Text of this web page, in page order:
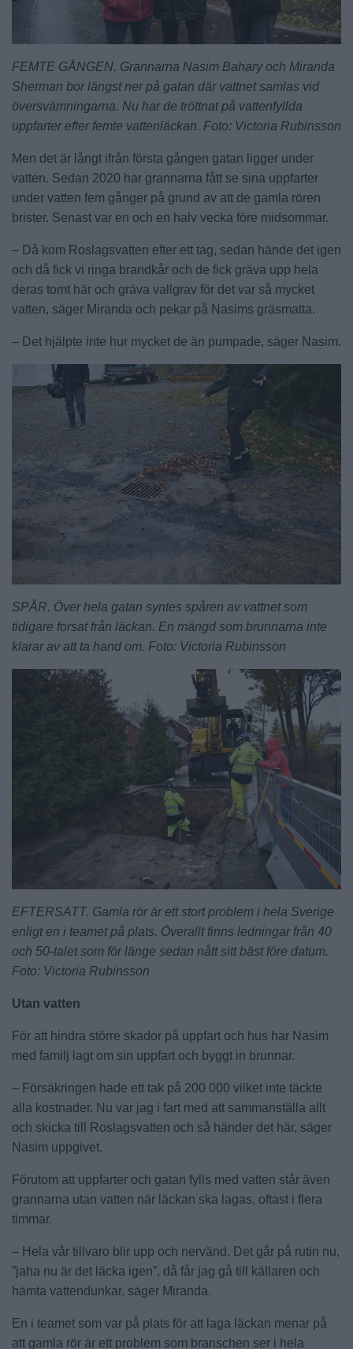
FEMTE GÅNGEN. Grannarna Nasim Bahary och Miranda
Sherman bor längst ner på gatan där vattnet samlas vid
översvämningarna. Nu har de tröttnat på vattenfyllda
uppfarter efter femte vattenläckan. Foto: Victoria Rubinsson
Men det är långt ifrån första gången gatan ligger under
vatten. Sedan 2020 har grannarna fått se sina uppfarter
under vatten fem gånger på grund av att de gamla rören
brister. Senast var en och en halv vecka före midsommar.
– Då kom Roslagsvatten efter ett tag, sedan hände det igen
och då fick vi ringa brandkår och de fick gräva upp hela
deras tomt här och gräva vallgrav för det var så mycket
vatten, säger Miranda och pekar på Nasims gräsmatta.
– Det hjälpte inte hur mycket de än pumpade, säger Nasim.
SPÅR. Över hela gatan syntes spåren av vattnet som
tidigare forsat från läckan. En mängd som brunnarna inte
klarar av att ta hand om. Foto: Victoria Rubinsson
EFTERSATT. Gamla rör är ett stort problem i hela Sverige
enligt en i teamet på plats. Överallt finns ledningar från 40
och 50-talet som för länge sedan nått sitt bäst före datum.
Foto: Victoria Rubinsson
Utan vatten
För att hindra större skador på uppfart och hus har Nasim
med familj lagt om sin uppfart och byggt in brunnar.
– Försäkringen hade ett tak på 200 000 vilket inte täckte
alla kostnader. Nu var jag i fart med att sammanställa allt
och skicka till Roslagsvatten och så händer det här, säger
Nasim uppgivet.
Förutom att uppfarter och gatan fylls med vatten står även
grannarna utan vatten när läckan ska lagas, oftast i flera
timmar.
– Hela vår tillvaro blir upp och nervänd. Det går på rutin nu,
”jaha nu är det läcka igen”, då får jag gå till källaren och
hämta vattendunkar, säger Miranda.
En i teamet som var på plats för att laga läckan menar på
att gamla rör är ett problem som branschen ser i hela